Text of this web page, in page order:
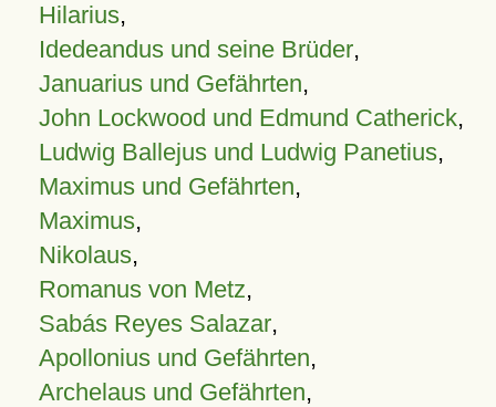
Hilarius,
Idedeandus und seine Brüder,
Januarius und Gefährten,
John Lockwood und Edmund Catherick,
Ludwig Ballejus und Ludwig Panetius,
Maximus und Gefährten,
Maximus,
Nikolaus,
Romanus von Metz,
Sabás Reyes Salazar,
Apollonius und Gefährten,
Archelaus und Gefährten,